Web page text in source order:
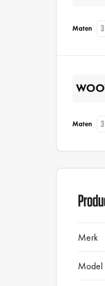
Maten
Maten
Merk
Model